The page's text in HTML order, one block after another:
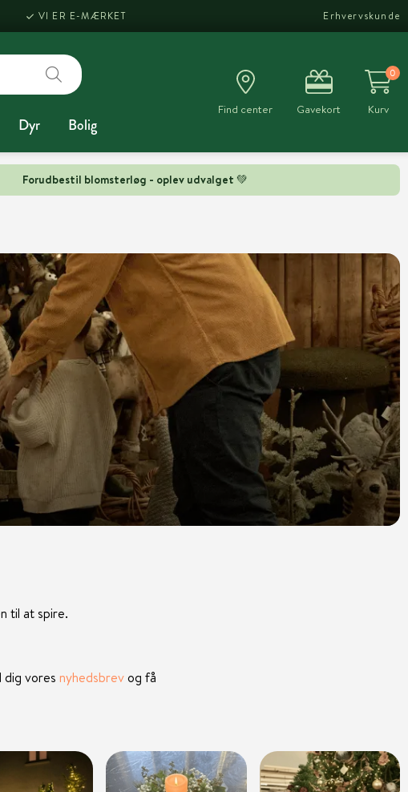
Forudbestil blomsterløg - oplev udvalget 💚
VI ER E-MÆRKET Erhvervskunde
Dyr Bolig
Find center Gavekort
0
Kurv
til at spire.
dig vores nyhedsbrevog få